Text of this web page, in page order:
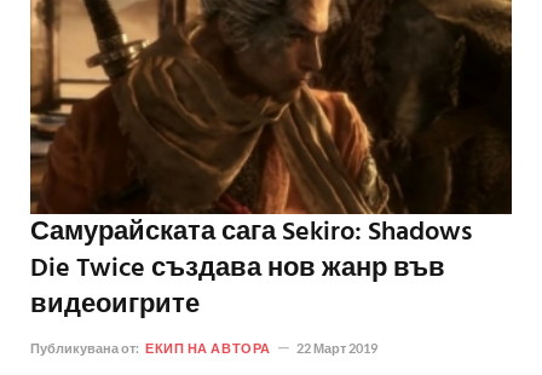
Самурайската сага Sekiro: Shadows
Die Twice създава нов жанр във
видеоигрите
Публикувана от: ЕКИП НА АВТОРА 22 Март 2019